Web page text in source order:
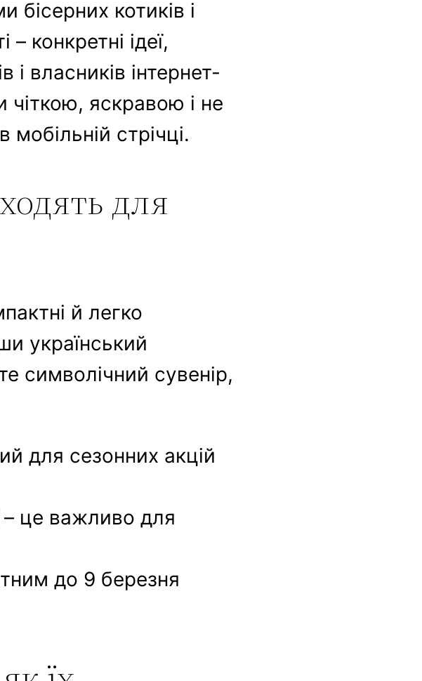
бісерних котиків і
конкретні ідеї,
і власників інтернет-
чіткою, яскравою і не
стрічці.
для
й легко
український
символічний сувенір,
для сезонних акцій
– це важливо для
до 9 березня